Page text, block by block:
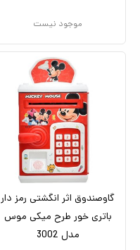
موجود نیست
گاوصندوق اثر انگشتی رمز دار
باتری خور طرح میکی موس
مدل 3002